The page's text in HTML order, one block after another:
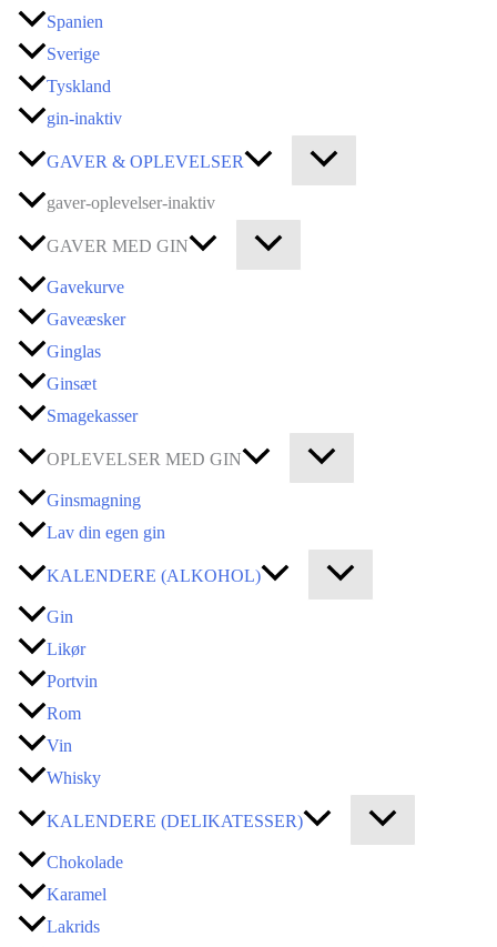
Spanien
Sverige
Tyskland
gin-inaktiv
GAVER & OPLEVELSER
gaver-oplevelser-inaktiv
GAVER MED GIN
Gavekurve
Gaveæsker
Ginglas
Ginsæt
Smagekasser
OPLEVELSER MED GIN
Ginsmagning
Lav din egen gin
KALENDERE (ALKOHOL)
Gin
Likør
Portvin
Rom
Vin
Whisky
KALENDERE (DELIKATESSER)
Chokolade
Karamel
Lakrids